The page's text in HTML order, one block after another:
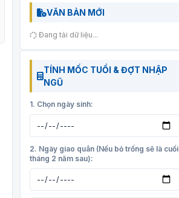
VĂN BẢN MỚI
Đang tải dữ liệu...
TÍNH MỐC TUỔI & ĐỢT NHẬP
NGŨ
1. Chọn ngày sinh:
2. Ngày giao quân (Nếu bỏ trống sẽ là cuối
tháng 2 năm sau):